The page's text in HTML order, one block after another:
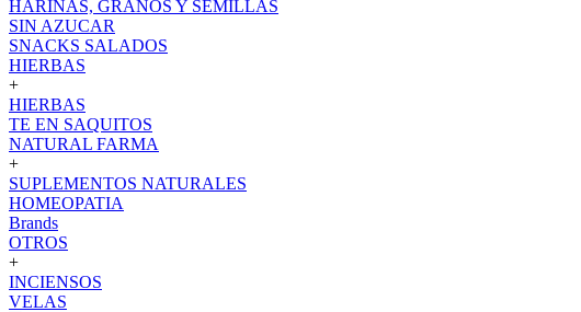
HARINAS, GRANOS Y SEMILLAS
SIN AZUCAR
SNACKS SALADOS
HIERBAS
+
HIERBAS
TE EN SAQUITOS
NATURAL FARMA
+
SUPLEMENTOS NATURALES
HOMEOPATIA
Brands
OTROS
+
INCIENSOS
VELAS